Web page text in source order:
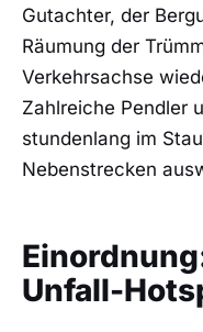
Gutachter, der
Räumung der
Verkehrsachse
Zahlreiche Pendler
stundenlang im
Nebenstrecken
Unfall-